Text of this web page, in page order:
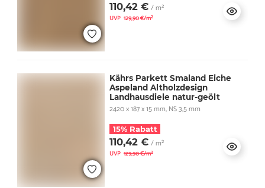
110,42 € / m²
UVP 129,90 €/m²
Kährs Parkett Smaland Eiche
Aspeland Altholzdesign
Landhausdiele natur-geölt
2420 x 187 x 15 mm, NS 3,5 mm
15% Rabatt
110,42 € / m²
UVP 129,90 €/m²